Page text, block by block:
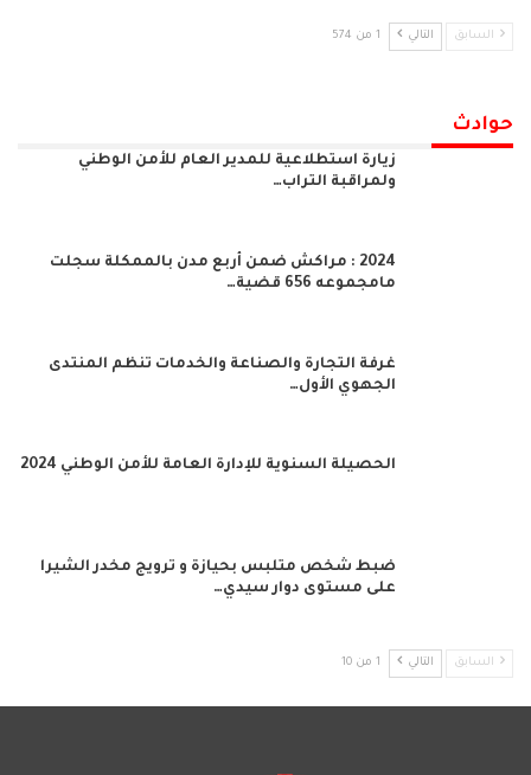
السابق التالي 1 من 574
حوادث
زيارة استطلاعية للمدير العام للأمن الوطني
ولمراقبة التراب…
2024 : مراكش ضمن أربع مدن بالممكلة سجلت
مامجموعه 656 قضية…
غرفة التجارة والصناعة والخدمات تنظم المنتدى
الجهوي الأول…
الحصيلة السنوية للإدارة العامة للأمن الوطني 2024
ضبط شخص متلبس بحيازة و ترويج مخدر الشيرا
على مستوى دوار سيدي…
السابق التالي 1 من 10